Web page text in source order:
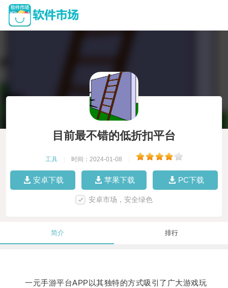
目前最不错的低折扣平台
工具 时间：2024-01-08
安卓下载 苹果下载 PC下载
安卓市场，安全绿色
简介 排行
一元手游平台APP以其独特的方式吸引了广大游戏玩